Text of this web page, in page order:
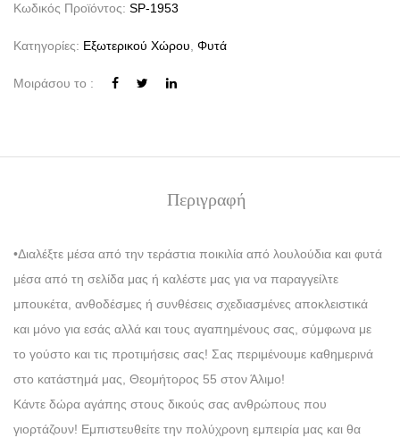
Κωδικός Προϊόντος: SP-1953
Κατηγορίες: Εξωτερικού Χώρου Φυτά
Μοιράσου το :
Περιγραφή
•Διαλέξτε μέσα από την τεράστια ποικιλία από λουλούδια και φυτά
μέσα από τη σελίδα μας ή καλέστε μας για να παραγγείλτε
μπουκέτα, ανθοδέσμες ή συνθέσεις σχεδιασμένες αποκλειστικά
και μόνο για εσάς αλλά και τους αγαπημένους σας, σύμφωνα με
το γούστο και τις προτιμήσεις σας! Σας περιμένουμε καθημερινά
στο κατάστημά μας, Θεομήτορος 55 στον Άλιμο!
Κάντε δώρα αγάπης στους δικούς σας ανθρώπους που
γιορτάζουν! Εμπιστευθείτε την πολύχρονη εμπειρία μας και θα